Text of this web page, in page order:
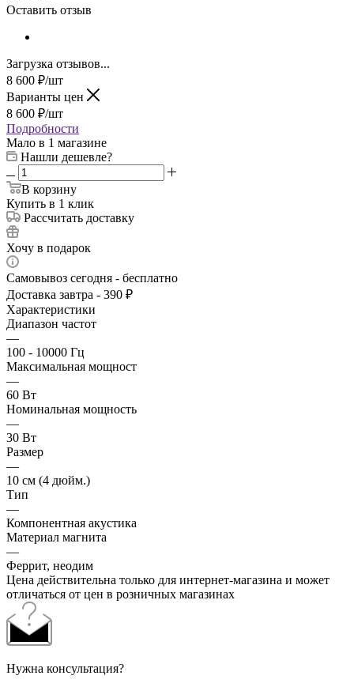
Оставить отзыв
Загрузка отзывов...
8 600 ₽/шт
Варианты цен
8 600 ₽/шт
Подробности
Мало в 1 магазине
Нашли дешевле?
В корзину
Купить в 1 клик
Рассчитать доставку
Хочу в подарок
Самовывоз сегодня - бесплатно
Доставка завтра - 390 ₽
Характеристики
Диапазон частот
—
100 - 10000 Гц
Максимальная мощност
—
60 Вт
Номинальная мощность
—
30 Вт
Размер
—
10 см (4 дюйм.)
Тип
—
Компонентная акустика
Материал магнита
—
Феррит, неодим
Цена действительна только для интернет-магазина и может
отличаться от цен в розничных магазинах
Нужна консультация?